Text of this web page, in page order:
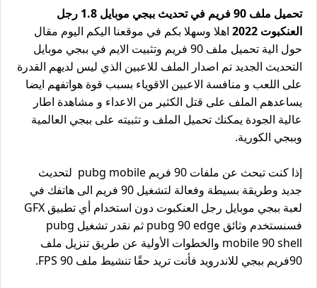
تحميل ملف 90 فريم في تحديث ببجي موبايل 1.8 رجل
العنكبوت 2022
اهلا وسهلا بكم في موقعنا اليكم اليوم مقال
حول الية تحميل ملف 90 فريم وتثبيت الايم في ببجي موبايل
التحديث الجديد تم اصدار الملف للاعبين الذي ليس لديهم القدرة
على اللعب و منافسة الاعبين الاقوياء بسبب قوة هواتفهم ايضا
يساعدهم الملف على قتل الكثير من الاعداء و مشاهدة اطار
عالية الجودة يمكنك تحميل الملف و تثبيته على ببجي العالمية
وببجي الكورية.
إذا كنت تبحث عن ملفات 90 فريم pubg mobile لتحديث
جديد وطريقة بسيطة وفعالة لتشغيل 90 فريم الى هاتفك في
لعبة ببجي موبايل رجل العنكبوت دون استخدام أي تطبيق GFX
فسنستخدم وثائق pubg 90 edge ثم نقدر تشغيل pubg
mobile 90 shell والخطوات الأولية عن طريق تنزيل ملف
90فريم ببجي للاندرويد فأنت تريد حقًا تنشيط ملف 90 FPS.